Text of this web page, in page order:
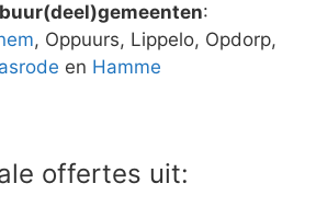
:
, Oppuurs, Lippelo, Opdorp,
en Hamme
offertes uit: